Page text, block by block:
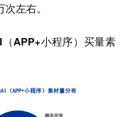
左右。
（APP+小程序）买量素